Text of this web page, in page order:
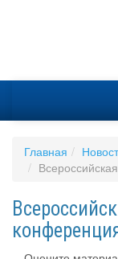
Главная